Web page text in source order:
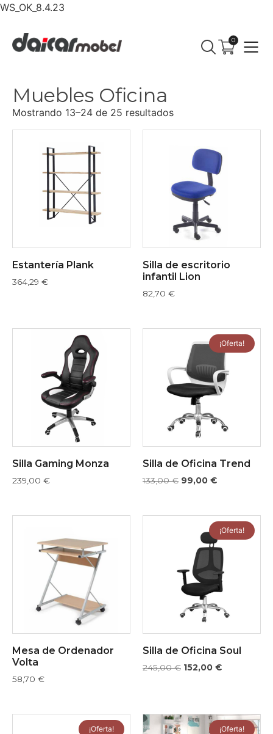
WS_OK_8.4.23
0
Muebles Oficina
Mostrando 13–24 de 25 resultados
Estantería Plank
364,29 €
Silla de escritorio
infantil Lion
82,70 €
Silla Gaming Monza
239,00 €
¡Oferta!
Silla de Oficina Trend
133,00€ 99,00 €
Mesa de Ordenador
Volta
58,70 €
¡Oferta!
Silla de Oficina Soul
245,00€ 152,00 €
¡Oferta! ¡Oferta!